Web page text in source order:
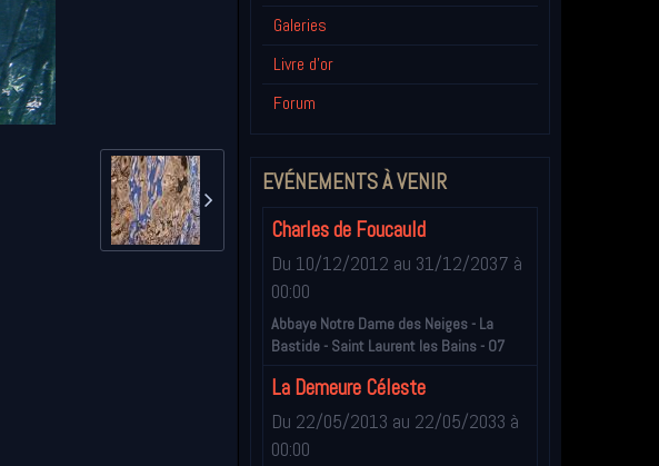
Galeries
Livre d'or
Forum
EVÉNEMENTS À VENIR
Charles de Foucauld
Du 10/12/2012 au 31/12/2037 à
00:00
Abbaye Notre Dame des Neiges - La
Bastide - Saint Laurent les Bains - 07
La Demeure Céleste
Du 22/05/2013 au 22/05/2033 à
00:00